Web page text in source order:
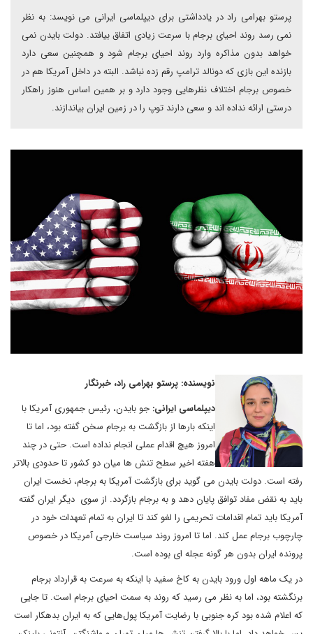
پرستو بهرامی راد در یادداشتی برای دیپلماسی ایرانی می نویسد: به نظر
نمی رسد روند احیای برجام با سرعت زیادی اتفاق بیافتد. دولت بایدن نمی
خواهد بدون مذاکره وارد روند احیای برجام شود و همچنین سعی دارد
بازنده این بازی که دونالد ترامپ رقم زده نباشد. البته در داخل آمریکا هم در
خصوص برجام اختلاف نظرهایی وجود دارد و بر همین اساس هنوز راهکار
درستی ارائه نداده اند و سعی دارند توپ را در زمین ایران بیاندازند.
نویسنده: پرستو بهرامی راد، خبرنگار
دیپلماسی ایرانی: جو بایدن، رئیس جمهوری آمریکا با
اینکه بارها از بازگشت به برجام سخن گفته بود، اما تا
امروز هیچ اقدام عملی انجام نداده است. حتی در چند
هفته اخیر سطح تنش ها میان دو کشور تا حدودی بالاتر
رفته است. دولت بایدن می گوید برای بازگشت آمریکا به برجام، نخست ایران
باید به نقض مفاد توافق پایان دهد و به برجام بازگردد. از سوی دیگر ایران گفته
آمریکا باید تمام اقدامات تحریمی را لغو کند تا ایران به تمام تعهدات خود در
چارچوب برجام عمل کند. اما تا امروز روند سیاست خارجی آمریکا در خصوص
پرونده ایران بدون هر گونه عجله ای بوده است.
در یک ماهه اول ورود بایدن به کاخ سفید با اینکه به سرعت به قرارداد برجام
برنگشته بود، اما به نظر می رسید که روند به سمت احیای برجام است. تا جایی
که اعلام شده بود کره جنوبی با رضایت آمریکا پول‌هایی که به ایران بدهکار است